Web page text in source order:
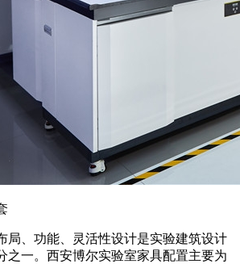
局、功能、灵活性设计是实验建筑设计
之一。西安博尔实验室家具配置主要为